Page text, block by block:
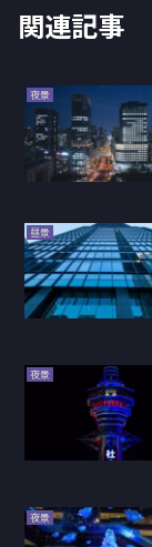
関連記事
夜景
昼景
夜景
夜景